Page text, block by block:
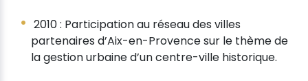
2010 : Participation au réseau des villes
partenaires d’Aix-en-Provence sur le thème de
la gestion urbaine d’un centre-ville historique.